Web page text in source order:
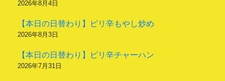
2026年8月4日
【本日の日替わり】ピリ辛もやし炒め
2026年8月3日
【本日の日替わり】ピリ辛チャーハン
2026年7月31日